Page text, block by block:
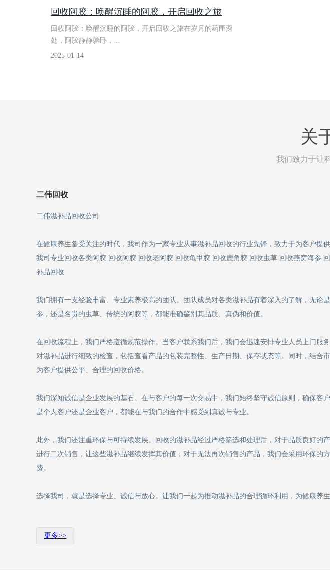
回收阿胶：​唤醒沉睡的阿胶，开启回收之旅
回收阿胶：唤醒沉睡的阿胶，开启回收之旅在岁月的药匣深
处，阿胶静静躺卧，...
2025-01-14
关
我们致力于让
二伟回收
二伟滋补品回收公司
在健康养生备受关注的时代，我司作为一家专业从事滋补品回收的行业先锋，致力于为客户提
我司专业回收各类阿胶 回收阿胶 回收老阿胶 回收龟甲胶 回收鹿角胶 回收虫草 回收燕窝海参
补品回收
我们拥有一支经验丰富、专业素养极高的团队。团队成员对各类滋补品有着深入的了解，无论
参，还是名贵的虫草、传统的阿胶等，都能准确鉴别其品质、真伪和价值。
在回收流程上，我们严格遵循规范操作。当客户联系我们后，我们会迅速安排专业人员上门服
对滋补品进行细致的检查，包括查看产品的包装完整性、生产日期、保存状态等。同时，结合
为客户提供公平、合理的回收价格。
我们深知诚信是企业发展的基石。在与客户的每一次交易中，我们始终坚守诚信原则，确保客
是个人客户还是企业客户，都能在与我们的合作中感受到真诚与专业。
此外，我们还注重环保与可持续发展。回收的滋补品经过严格筛选和处理后，对于品质良好的
进行二次销售，让这些滋补品继续发挥其价值；对于无法再次销售的产品，我们会采用环保的
费。
选择我司，就是选择专业、诚信与放心。让我们一起为推动滋补品的合理循环利用，为健康养生
更多>>